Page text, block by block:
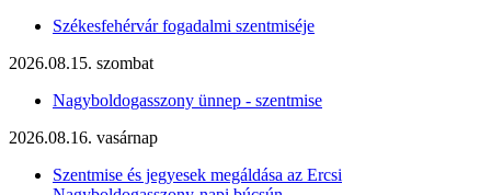
Székesfehérvár fogadalmi szentmiséje
2026.08.15. szombat
Nagyboldogasszony ünnep - szentmise
2026.08.16. vasárnap
Szentmise és jegyesek megáldása az Ercsi